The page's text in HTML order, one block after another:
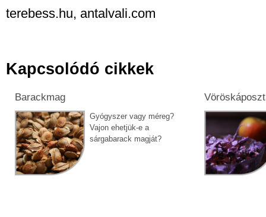
terebess.hu, antalvali.com
Kapcsolódó cikkek
Barackmag
Gyógyszer vagy méreg?
Vajon ehetjük-e a
sárgabarack magját?